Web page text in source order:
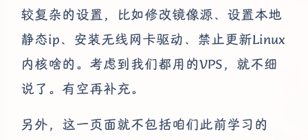
较复杂的设置，比如修改镜像源、设置本地
静态ip、安装无线网卡驱动、禁止更新Linux
内核啥的。考虑到我们都用的VPS，就不细
说了。有空再补充。
另外，这一页面就不包括咱们此前学习的